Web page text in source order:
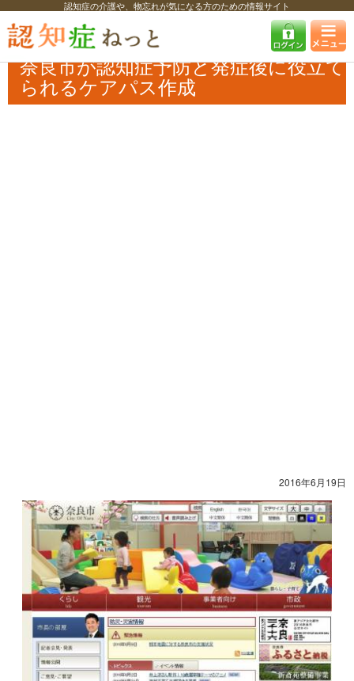
認知症の介護や、物忘れが気になる方のための情報サイト
認知症ねっと 認知症最新ニュース 自治体・企業
奈良市が認知症予防
と発症後に役立てられるケアパス作成
奈良市が認知症予防と発症後に役立て
られるケアパス作成
2016年6月19日